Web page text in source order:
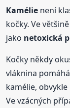
Kamélie není
kočky. Ve
jako netoxická
Kočky někdy
vláknina
kamélie,
Ve vzácných